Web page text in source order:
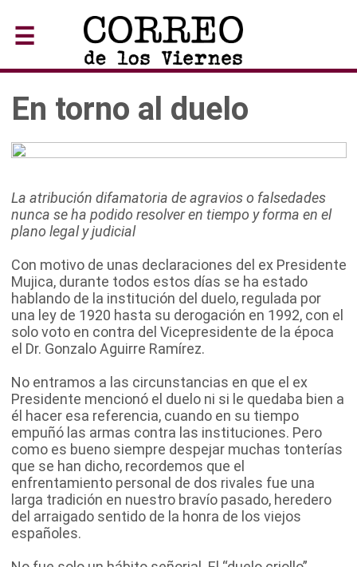
☰
En torno al duelo
La atribución difamatoria de agravios o falsedades
nunca se ha podido resolver en tiempo y forma en el
plano legal y judicial
Con motivo de unas declaraciones del ex Presidente
Mujica, durante todos estos días se ha estado
hablando de la institución del duelo, regulada por
una ley de 1920 hasta su derogación en 1992, con el
solo voto en contra del Vicepresidente de la época
el Dr. Gonzalo Aguirre Ramírez.
No entramos a las circunstancias en que el ex
Presidente mencionó el duelo ni si le quedaba bien a
él hacer esa referencia, cuando en su tiempo
empuñó las armas contra las instituciones. Pero
como es bueno siempre despejar muchas tonterías
que se han dicho, recordemos que el
enfrentamiento personal de dos rivales fue una
larga tradición en nuestro bravío pasado, heredero
del arraigado sentido de la honra de los viejos
españoles.